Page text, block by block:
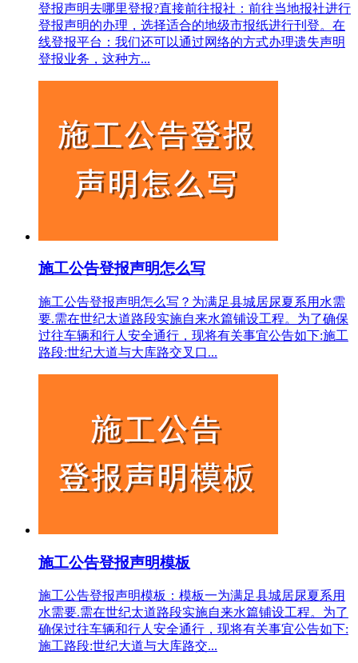
登报声明去哪里登报?直接前往报社‌：‌前往当地报社进行
登报声明的办理，‌选择适合的地级市报纸进行刊登。‌‌在
线登报平台‌：‌我们还可以通过网络的方式办理遗失声明
登报业务，这种方...
施工公告登报声明怎么写
施工公告登报声明怎么写？为满足县城居尿夏系用水需
要.需在世纪太道路段实施自来水篇铺设工程。为了确保
过往车辆和行人安全通行，现将有关事宜公告如下:施工
路段:世纪大道与大库路交叉口...
施工公告登报声明模板
施工公告登报声明模板：模板一为满足县城居尿夏系用
水需要.需在世纪太道路段实施自来水篇铺设工程。为了
确保过往车辆和行人安全通行，现将有关事宜公告如下:
施工路段:世纪大道与大库路交...